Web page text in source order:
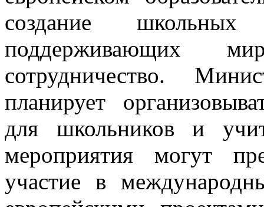
создание
поддерживающих
сотрудничество.
планирует
для школьников и
мероприятия могут
участие в